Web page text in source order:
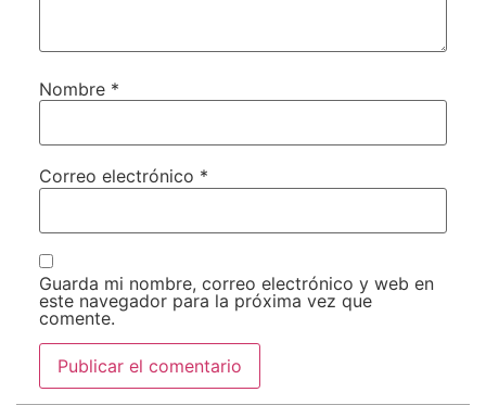
Nombre *
Correo electrónico *
Guarda mi nombre, correo electrónico y web en
este navegador para la próxima vez que
comente.